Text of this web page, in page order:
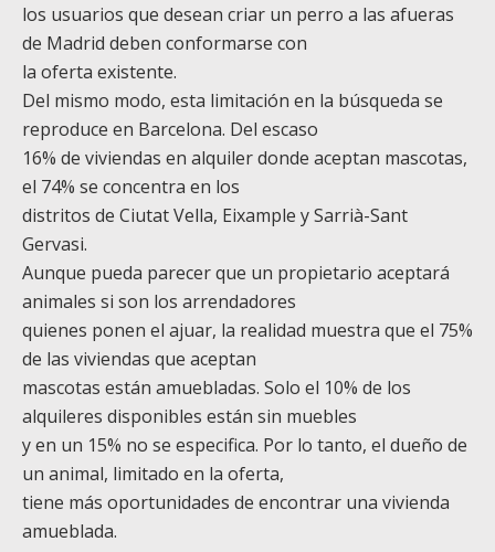
los usuarios que desean criar un perro a las afueras
de Madrid deben conformarse con
la oferta existente.
Del mismo modo, esta limitación en la búsqueda se
reproduce en Barcelona. Del escaso
16% de viviendas en alquiler donde aceptan mascotas,
el 74% se concentra en los
distritos de Ciutat Vella, Eixample y Sarrià-Sant
Gervasi.
Aunque pueda parecer que un propietario aceptará
animales si son los arrendadores
quienes ponen el ajuar, la realidad muestra que el 75%
de las viviendas que aceptan
mascotas están amuebladas. Solo el 10% de los
alquileres disponibles están sin muebles
y en un 15% no se especifica. Por lo tanto, el dueño de
un animal, limitado en la oferta,
tiene más oportunidades de encontrar una vivienda
amueblada.